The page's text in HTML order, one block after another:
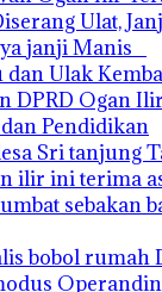
Ulat,
janji Manis
dan Ulak
DPRD Ogan
Pendidikan
Sri tanjung
ilir ini terima
sebakan
bobol rumah